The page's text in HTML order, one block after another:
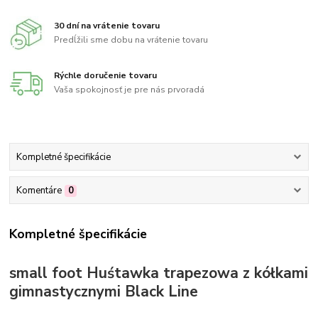
30 dní na vrátenie tovaru
Predĺžili sme dobu na vrátenie tovaru
Rýchle doručenie tovaru
Vaša spokojnosť je pre nás prvoradá
Kompletné špecifikácie
Komentáre 0
Kompletné špecifikácie
small foot Huśtawka trapezowa z kółkami
gimnastycznymi Black Line